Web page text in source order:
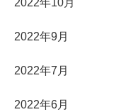
2022年10月
2022年9月
2022年7月
2022年6月